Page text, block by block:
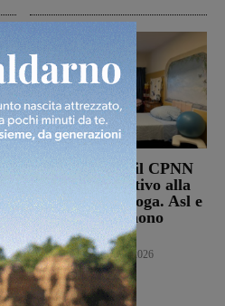
Punto nascita: il CPNN
dà parere negativo alla
richiesta di deroga. Asl e
Regione esprimono
disappunto
Cronaca 6 Agosto 2026